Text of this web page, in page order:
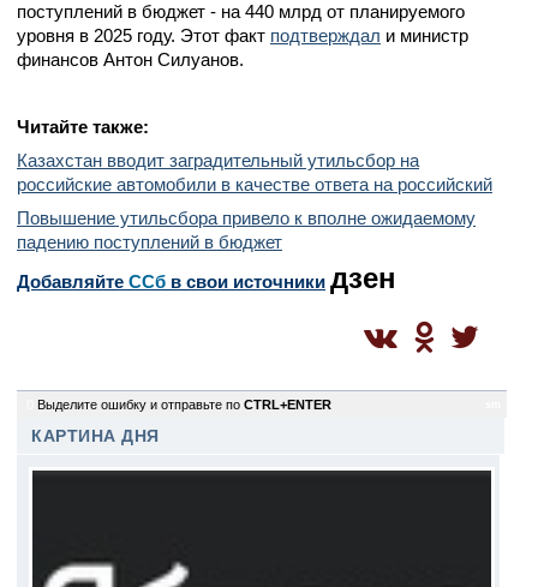
поступлений в бюджет - на 440 млрд от планируемого
уровня в 2025 году. Этот факт подтверждал и министр
финансов Антон Силуанов.
Читайте также:
Казахстан вводит заградительный утильсбор на
российские автомобили в качестве ответа на российский
Повышение утильсбора привело к вполне ожидаемому
падению поступлений в бюджет
Добавляйте CСб в свои источники дзен
Выделите ошибку и отправьте по CTRL+ENTER
КАРТИНА ДНЯ